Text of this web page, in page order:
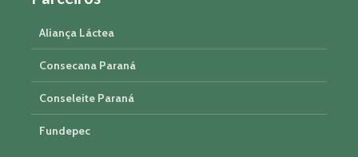
Aliança Láctea
Consecana Paraná
Conseleite Paraná
Fundepec